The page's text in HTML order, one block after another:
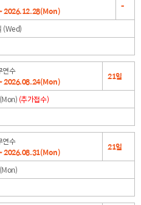
2026.12.28(Mon)
-
(Wed)
연수
2026.08.24(Mon)
21일
(추가접수)
연수
2026.08.31(Mon)
21일